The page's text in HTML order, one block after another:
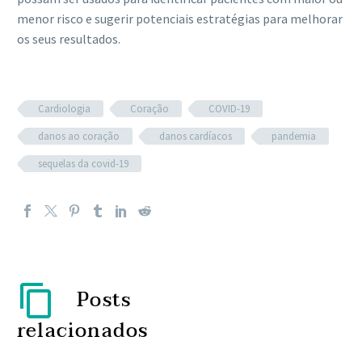
menor risco e sugerir potenciais estratégias para melhorar
os seus resultados.
Cardiologia Coração
COVID-19
danos ao coração
danos cardíacos
pandemia
sequelas da covid-19
Posts
relacionados